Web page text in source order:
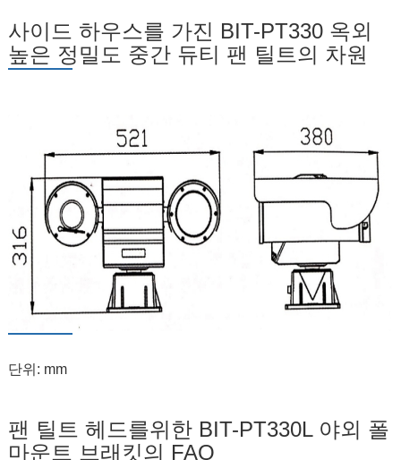
사이드 하우스를 가진 BIT-PT330 옥외
높은 정밀도 중간 듀티 팬 틸트의 차원
단위: mm
팬 틸트 헤드를위한 BIT-PT330L 야외 폴
마운트 브래킷의 FAQ